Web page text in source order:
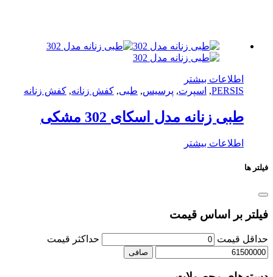
بیشتر
اسپرت,پرسیس, طبی,کفش زنانه,کفش زنانه
زنانه مدل اسکای 302 مشکی
بیشتر
اساس قیمت
حداكثر قيمت